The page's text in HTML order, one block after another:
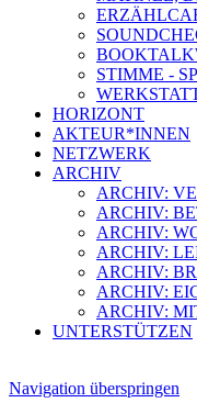
STIMME -
HORIZONT
AKTEUR*INNEN
NETZWERK
ARCHIV
ARCHIV:
ARCHIV:
ARCHIV:
ARCHIV:
ARCHIV:
ARCHIV:
ARCHIV:
UNTERSTÜTZEN
Navigation überspringen